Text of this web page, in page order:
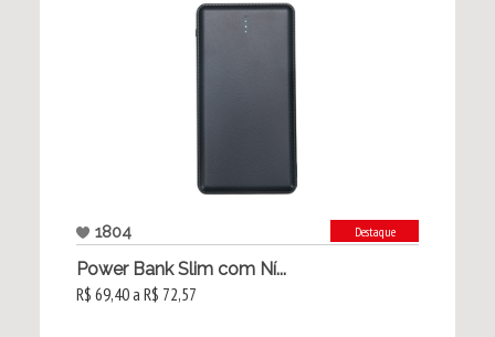
1804 Destaque
Power Bank Slim com Ní...
R$ 69,40 a R$ 72,57